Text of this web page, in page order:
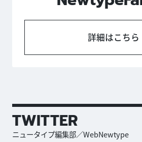
詳細はこちら
TWITTER
ニュータイプ編集部／WebNewtype